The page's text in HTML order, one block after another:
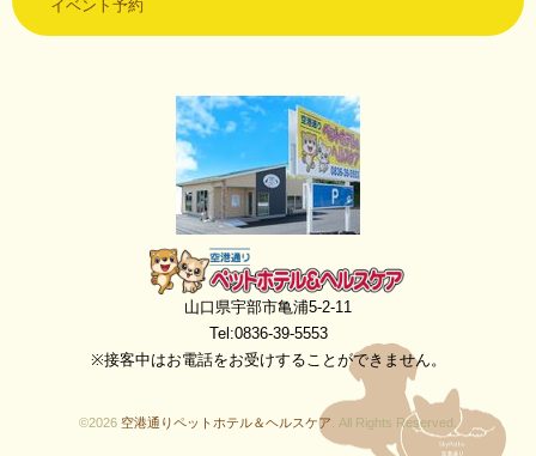
イベント予約
空港通りペットホテル＆ヘルスケア
山口県宇部市亀浦5-2-11
Tel:0836-39-5553
※接客中はお電話をお受けすることができません。
©2026 空港通りペットホテル＆ヘルスケア . All Rights Reserved.